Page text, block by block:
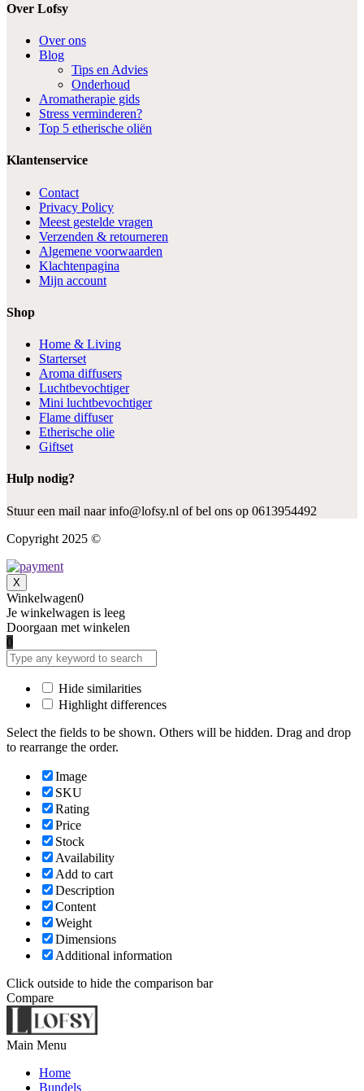
Over Lofsy
Over ons
Blog
Tips en Advies
Onderhoud
Aromatherapie gids
Stress verminderen?
Top 5 etherische oliën
Klantenservice
Contact
Privacy Policy
Meest gestelde vragen
Verzenden & retourneren
Algemene voorwaarden
Klachtenpagina
Mijn account
Shop
Home & Living
Starterset
Aroma diffusers
Luchtbevochtiger
Mini luchtbevochtiger
Flame diffuser
Etherische olie
Giftset
Hulp nodig?
Stuur een mail naar info@lofsy.nl of bel ons op 0613954492
Copyright 2025 ©
X
Winkelwagen0
Je winkelwagen is leeg
Doorgaan met winkelen
0
Hide similarities
Highlight differences
Select the fields to be shown. Others will be hidden. Drag and drop
to rearrange the order.
Image
SKU
Rating
Price
Stock
Availability
Add to cart
Description
Content
Weight
Dimensions
Additional information
Click outside to hide the comparison bar
Compare
Main Menu
Home
Bundels